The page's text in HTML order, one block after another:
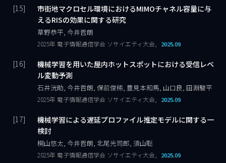
市街地マクロセル環境におけるMIMOチャネル容量に与
えるRISの効果に関する研究
草野恭平, 今井哲朗
2025年 電子情報通信学会 ソサイエティ大会, 2025.09
機械学習を用いた屋内ホットスポットにおける受信レベ
ル変動予測
石井洸助, 今井哲朗, 保前俊稀, 豊見本和馬, 山口良, 田淵駿平
2025年 電子情報通信学会 ソサイエティ大会, 2025.09
機械学習による遅延プロファイル推定モデルに関する一
検討
桐山悠太, 今井哲朗, 北尾光司郎, 須山聡
2025年 電子情報通信学会 ソサイエティ大会, 2025.09